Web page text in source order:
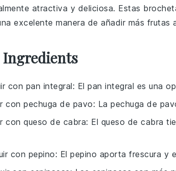
atractiva y deliciosa. Estas
excelente manera de añadir más frutas
con pan integral: El pan integral es una
con pechuga de pavo: La pechuga de
con queso de cabra: El queso de cabra
con pepino: El pepino aporta frescura y